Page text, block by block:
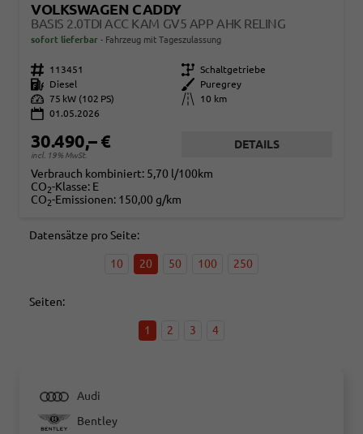
VOLKSWAGEN CADDY
BASIS 2.0TDI ACC KAM GV5 APP AHK RELING
sofort lieferbar Fahrzeug mit Tageszulassung
Fahrzeugnr. 113451 Getriebe Schaltgetriebe
Kraftstoff
Diesel Außenfarbe
Puregrey
Leistung 75 kW (102 PS) Kilometerstand
10 km
01.05.2026
30.490,– €
incl. 19% MwSt.
DETAILS
Verbrauch kombiniert: 5,70 l/100km
CO2-Klasse: E
CO2-Emissionen: 150,00 g/km
Datensätze pro Seite:
10 20 50 100 250
Seiten:
1 2 3 4
Audi
Bentley